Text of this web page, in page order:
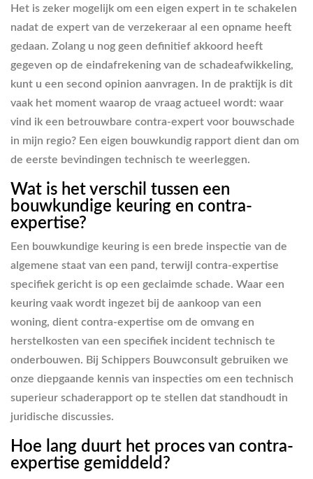
Het is zeker mogelijk om een eigen expert in te schakelen
nadat de expert van de verzekeraar al een opname heeft
gedaan. Zolang u nog geen definitief akkoord heeft
gegeven op de eindafrekening van de schadeafwikkeling,
kunt u een second opinion aanvragen. In de praktijk is dit
vaak het moment waarop de vraag actueel wordt: waar
vind ik een betrouwbare contra-expert voor bouwschade
in mijn regio? Een eigen bouwkundig rapport dient dan om
de eerste bevindingen technisch te weerleggen.
Wat is het verschil tussen een
bouwkundige keuring en contra-
expertise?
Een bouwkundige keuring is een brede inspectie van de
algemene staat van een pand, terwijl contra-expertise
specifiek gericht is op een geclaimde schade. Waar een
keuring vaak wordt ingezet bij de aankoop van een
woning, dient contra-expertise om de omvang en
herstelkosten van een specifiek incident technisch te
onderbouwen. Bij Schippers Bouwconsult gebruiken we
onze diepgaande kennis van inspecties om een technisch
superieur schaderapport op te stellen dat standhoudt in
juridische discussies.
Hoe lang duurt het proces van contra-
expertise gemiddeld?